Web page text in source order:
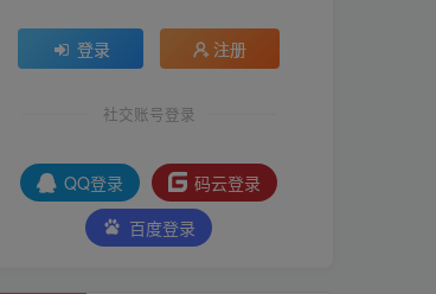
登录 注册
社交账号登录
QQ登录
码云登录
百度登录